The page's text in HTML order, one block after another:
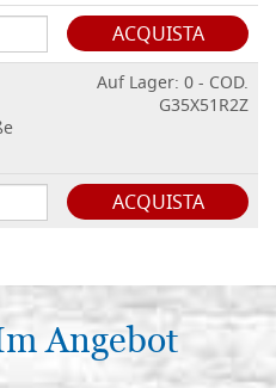
ACQUISTA
Auf Lager: 0 - COD.
G35X51R2Z
ACQUISTA
ACQUISTA
Angebot